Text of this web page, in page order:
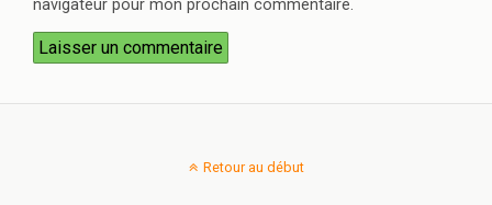
navigateur pour mon prochain commentaire.
Retour au début